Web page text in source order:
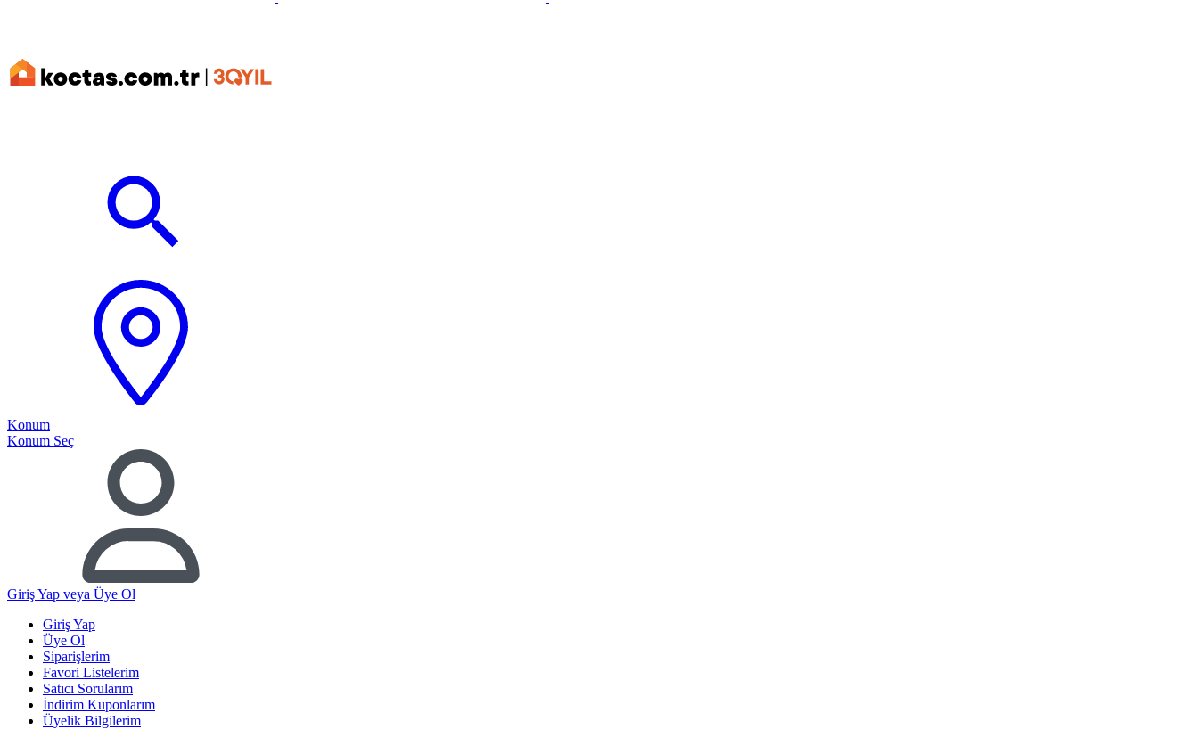
Konum
Konum Seç
Giriş Yap veya Üye Ol
Giriş Yap
Üye Ol
Siparişlerim
Favori Listelerim
Satıcı Sorularım
İndirim Kuponlarım
Üyelik Bilgilerim